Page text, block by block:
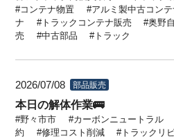
コンテナ物置
アルミ製中古コンテ
ナ
トラックコンテナ販売 奥野
売
中古部品 トラック
2026/07/08 部品販売
本日の解体作業🚌
野々市市 カーボンニュートラル
約
修理コスト削減 トラックリ